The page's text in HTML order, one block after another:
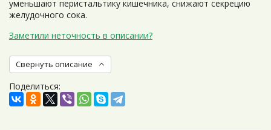
уменьшают перистальтику кишечника, снижают секрецию
желудочного сока.
Заметили неточность в описании?
Свернуть описание
Поделиться: